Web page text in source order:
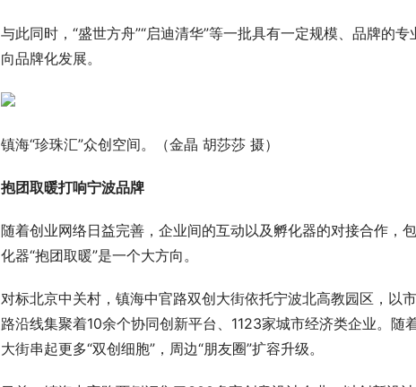
与此同时，“盛世方舟”“启迪清华”等一批具有一定规模、品牌的
向品牌化发展。
镇海“珍珠汇”众创空间。（金晶 胡莎莎 摄）
抱团取暖打响宁波品牌
随着创业网络日益完善，企业间的互动以及孵化器的对接合作，
化器“抱团取暖”是一个大方向。
对标北京中关村，镇海中官路双创大街依托宁波北高教园区，以
路沿线集聚着10余个协同创新平台、1123家城市经济类企业。随
大街串起更多“双创细胞”，周边“朋友圈”扩容升级。